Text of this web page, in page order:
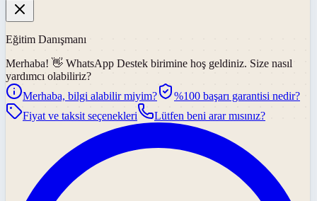
Eğitim Danışmanı
Merhaba! 👋 WhatsApp Destek birimine hoş geldiniz. Size nasıl
yardımcı olabiliriz?
Merhaba, bilgi alabilir miyim?
%100 başarı garantisi nedir?
Fiyat ve taksit seçenekleri
Lütfen beni arar mısınız?